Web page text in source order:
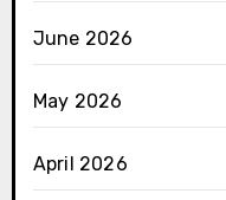
June 2026
May 2026
April 2026